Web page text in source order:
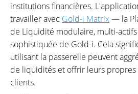
institutions financières.
travailler avec Gold-i Matrix— la
de Liquidité modulaire, multi-
sophistiquée de Gold-i. Cela
utilisant la passerelle peuvent
de liquidités et offrir leurs
clients.